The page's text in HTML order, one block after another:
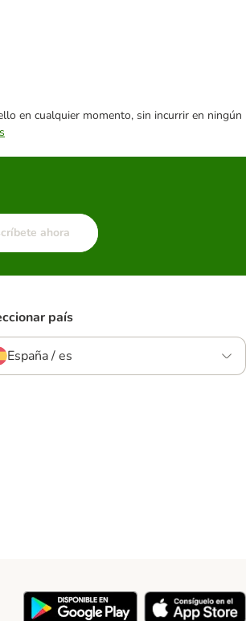
en cualquier momento, sin incurrir en ningún
ahora
país
España / es